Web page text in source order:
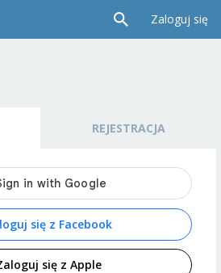
Zaloguj się
REJESTRACJA
się z Facebook
się z Apple